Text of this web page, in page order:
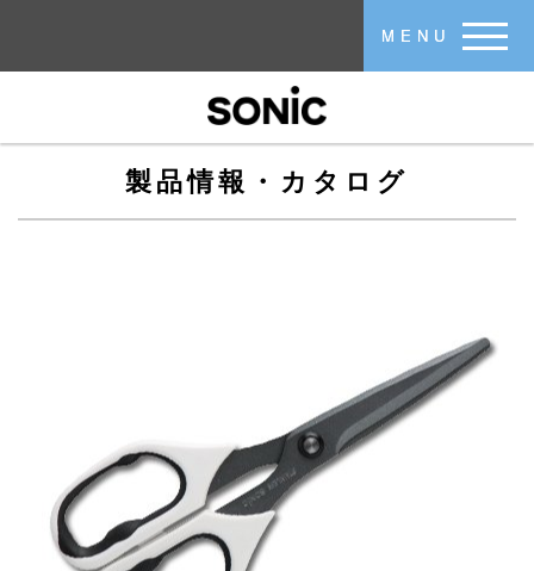
MENU
製品情報・カタログ